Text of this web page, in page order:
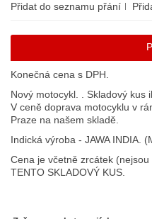
Přidat do seznamu přání
Konečná cena s DPH.
Nový motocykl. . Skladový kus
V ceně doprava motocyklu v
Praze na našem skladě.
Indická výroba - JAWA INDIA.
Cena je včetně zrcátek (nejsou
TENTO SKLADOVÝ KUS.